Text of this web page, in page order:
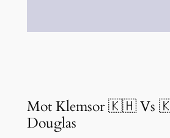
Mot Klemsor 🇰🇭 Vs
Douglas